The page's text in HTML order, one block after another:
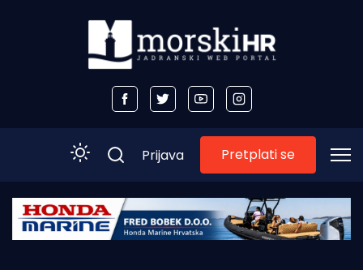
Početna
Prijava Pretplati se